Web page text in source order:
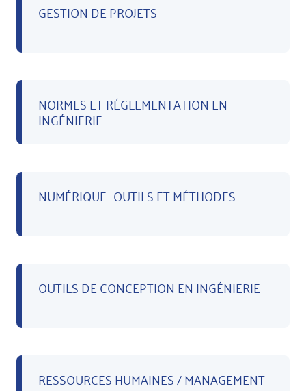
GESTION DE PROJETS
NORMES ET RÉGLEMENTATION EN
INGÉNIERIE
NUMÉRIQUE : OUTILS ET MÉTHODES
OUTILS DE CONCEPTION EN INGÉNIERIE
RESSOURCES HUMAINES / MANAGEMENT